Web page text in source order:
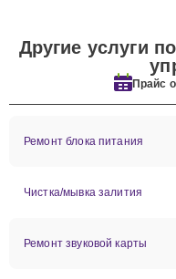
Другие услуги
Прайс
Ремонт блока питания
Чистка/мывка залития
Ремонт звуковой карты